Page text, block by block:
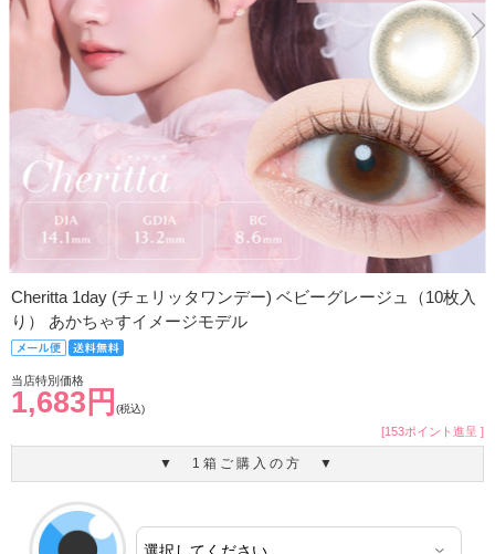
Cheritta 1day (チェリッタワンデー) ベビーグレージュ（10枚入
り） あかちゃすイメージモデル
当店特別価格
1,683円 (税込)
[153ポイント進呈 ]
▼ 1箱ご購入の方 ▼